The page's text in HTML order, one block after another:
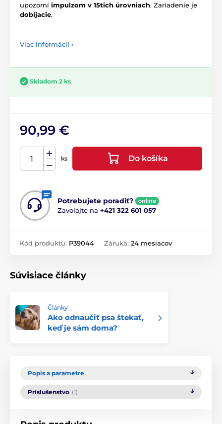
upozorní impulzom v 15tich úrovniach. Zariadenie je
dobíjacie.
Viac informácií ›
Skladom 2 ks
90,99 €
ks Do košíka
Potrebujete poradiť? online
Zavolajte na +421 322 601 057
Kód produktu: P39044 Záruka: 24 mesiacov
Súvisiace články
Články
Ako odnaučiť psa štekať,
keď je sám doma?
Popis a parametre
Príslušenstvo (1)